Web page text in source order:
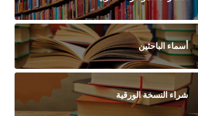
أسماء الباحثين
شراء النسخة الورقية